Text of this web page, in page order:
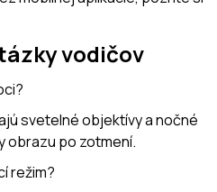
vodičov
svetelné objektívy a nočné
obrazu po zotmení.
režim?